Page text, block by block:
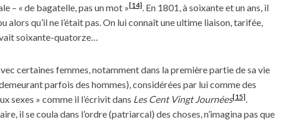
– « de bagatelle, pas un mot »[14] . En 1801, à soixante et un ans, il
qu’il ne l’était pas. On lui connaît une ultime liaison, tarifée,
soixante-quatorze…
certaines femmes, notamment dans la première partie de sa vie
parfois des hommes), considérées par lui comme des
sexes » comme il l’écrivit dans Les Cent Vingt Journées[15]
il se coula dans l’ordre (patriarcal) des choses, n’imagina pas que